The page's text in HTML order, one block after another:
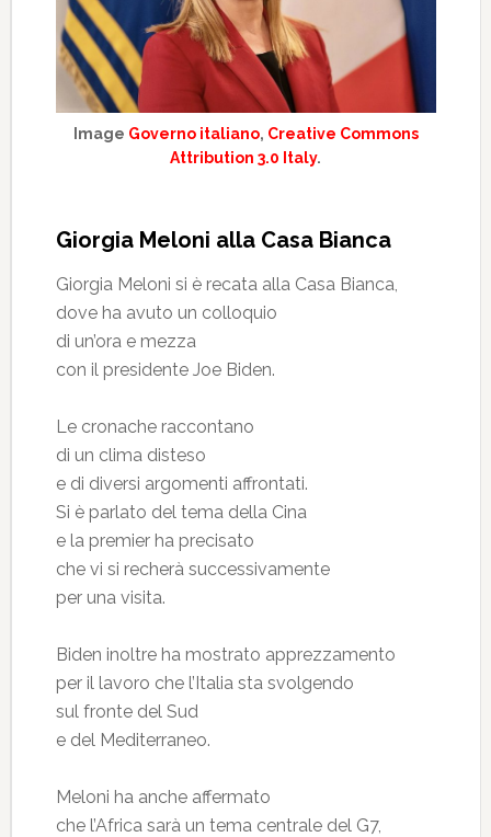
Image Governo italiano, Creative Commons
Attribution 3.0 Italy.
Giorgia Meloni alla Casa Bianca
Giorgia Meloni si è recata alla Casa Bianca,
dove ha avuto un colloquio
di un’ora e mezza
con il presidente Joe Biden.
Le cronache raccontano
di un clima disteso
e di diversi argomenti affrontati.
Si è parlato del tema della Cina
e la premier ha precisato
che vi si recherà successivamente
per una visita.
Biden inoltre ha mostrato apprezzamento
per il lavoro che l’Italia sta svolgendo
sul fronte del Sud
e del Mediterraneo.
Meloni ha anche affermato
che l’Africa sarà un tema centrale del G7,